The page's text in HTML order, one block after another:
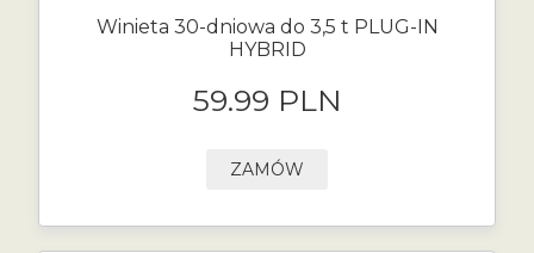
Winieta 30-dniowa do 3,5 t PLUG-IN
HYBRID
59.99 PLN
ZAMÓW